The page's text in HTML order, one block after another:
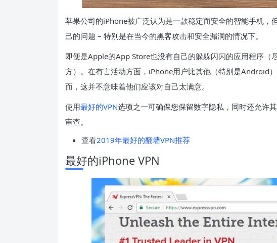
苹果公司的iPhone被广泛认为是一款稳定而安全的智能手机，
己的问题 – 特别是在当今的黑客攻击和安全漏洞的情况下。
即便是Apple的App Store也没有自己的躲躲闪闪的应用程序（
方）。在有害活动方面，iPhone用户比其他（特别是Android
而，这并不意味着他们应该对自己太满意。
使用最好的VPN选项之一可确保您保留数字隐私，同时还允许
审查。
查看2019年最好的翻墙VPN推荐
最好的iPhone VPN